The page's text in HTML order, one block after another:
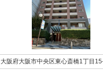
大阪府大阪市中央区東心斎橋1丁目